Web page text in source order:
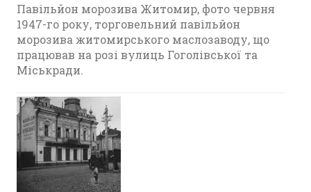
Павільйон морозива Житомир, фото червня
1947-го року, торговельний павільйон
морозива житомирського маслозаводу, що
працював на розі вулиць Гоголівської та
Міськради.